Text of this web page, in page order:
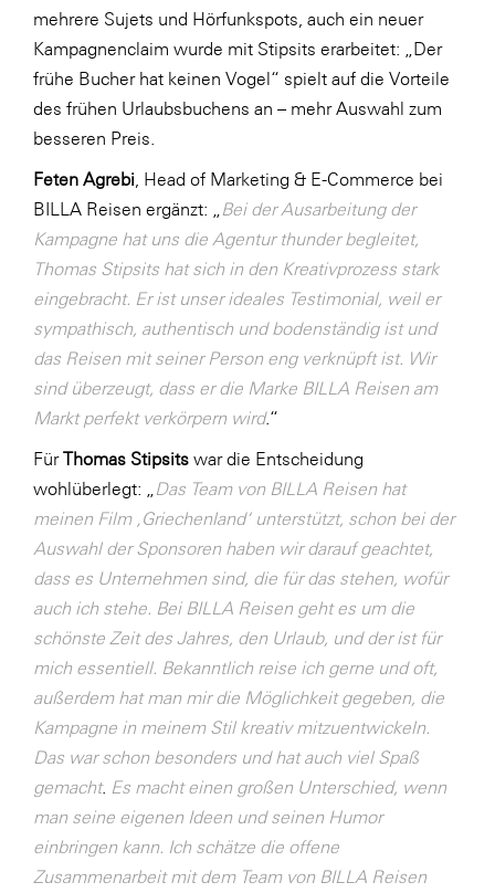
Zühlke
Media
mehrere Sujets und Hörfunkspots, auch ein neuer
Kampagnenclaim wurde mit Stipsits erarbeitet: „Der
frühe Bucher hat keinen Vogel“ spielt auf die Vorteile
des frühen Urlaubsbuchens an – mehr Auswahl zum
besseren Preis.
Feten Agrebi , Head of Marketing & E-Commerce bei
BILLA Reisen ergänzt: „
Bei der Ausarbeitung der
Kampagne hat uns die Agentur thunder begleitet,
Thomas Stipsits hat sich in den Kreativprozess stark
eingebracht. Er ist unser ideales Testimonial, weil er
sympathisch, authentisch und bodenständig ist und
das Reisen mit seiner Person eng verknüpft ist. Wir
sind überzeugt, dass er die Marke BILLA Reisen am
Markt perfekt verkörpern wird.“
FürThomas Stipsits war die Entscheidung
wohlüberlegt: „
Das Team von BILLA Reisen hat
meinen Film ‚Griechenland‘ unterstützt, schon bei der
Auswahl der Sponsoren haben wir darauf geachtet,
dass es Unternehmen sind, die für das stehen, wofür
auch ich stehe. Bei BILLA Reisen geht es um die
schönste Zeit des Jahres, den Urlaub, und der ist für
mich essentiell. Bekanntlich reise ich gerne und oft,
außerdem hat man mir die Möglichkeit gegeben, die
Kampagne in meinem Stil kreativ mitzuentwickeln.
Das war schon besonders und hat auch viel Spaß
gemacht. Es macht einen großen Unterschied, wenn
man seine eigenen Ideen und seinen Humor
einbringen kann. Ich schätze die offene
Zusammenarbeit mit dem Team von BILLA Reisen